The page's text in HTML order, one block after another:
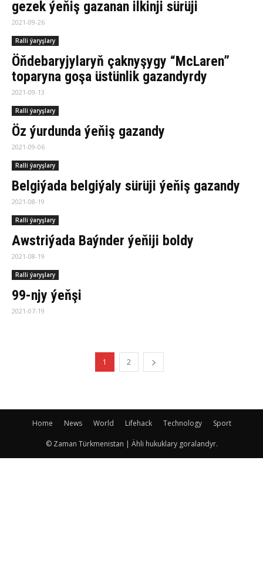
gezek ýeňiş gazanan ilkinji sürüji
2021-09-26
Ralli ýaryşlary
Öňdebaryjylaryň çaknyşygy “McLaren”
toparyna goşa üstünlik gazandyrdy
2021-09-13
Ralli ýaryşlary
Öz ýurdunda ýeňiş gazandy
2021-09-06
Ralli ýaryşlary
Belgiýada belgiýaly sürüji ýeňiş gazandy
2021-08-19
Ralli ýaryşlary
Awstriýada Baýnder ýeňiji boldy
2021-08-19
Ralli ýaryşlary
99-njy ýeňşi
2021-07-19
1 2
Home News World Lifehack Technology Sport
© Zaman Türkmenistan | Ähli hukuklary goralandyr.